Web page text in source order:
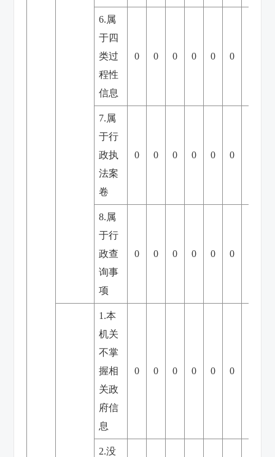
6.属
于四
类过
程性
信息
0 0 0 0 0 0
7.属
于行
政执
法案
卷
0 0 0 0 0 0
8.属
于行
政查
询事
项
0 0 0 0 0 0
1.本
机关
不掌
握相
关政
府信
息
0 0 0 0 0 0
2.没